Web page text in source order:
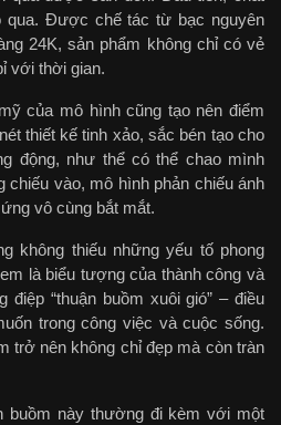
qua. Được chế tác từ bạc nguyên
24K, sản phẩm không chỉ có vẻ
với thời gian.
của mô hình cũng tạo nên điểm
thiết kế tinh xảo, sắc bén tạo cho
động, như thể có thể chao mình
chiếu vào, mô hình phản chiếu ánh
vô cùng bắt mắt.
không thiếu những yếu tố phong
là biểu tượng của thành công và
điệp “thuận buồm xuôi gió” – điều
trong công việc và cuộc sống.
trở nên không chỉ đẹp mà còn tràn
buồm này thường đi kèm với một